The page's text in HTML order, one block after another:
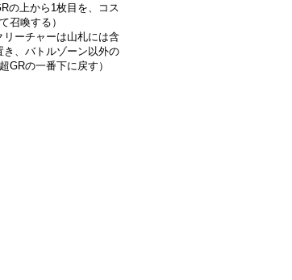
の上から1枚目を、コス
召喚する）
リーチャーは山札には含
、バトルゾーン以外の
GRの一番下に戻す）